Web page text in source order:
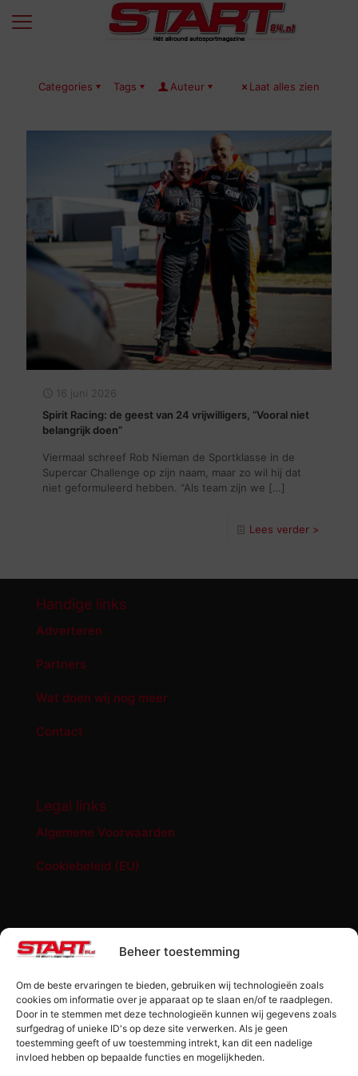
Beheer toestemming
Om de beste ervaringen te bieden, gebruiken wij technologieën zoals
cookies om informatie over je apparaat op te slaan en/of te raadplegen.
Door in te stemmen met deze technologieën kunnen wij gegevens zoals
surfgedrag of unieke ID's op deze site verwerken. Als je geen
toestemming geeft of uw toestemming intrekt, kan dit een nadelige
invloed hebben op bepaalde functies en mogelijkheden.
Categories Tags Auteur Laat alles zien
16 juni 2026
Spirit Racing: de geest van 24 vrijwilligers, “Vooral niet
belangrijk doen”
Viermaal schreef Rob Nieman de Sportklasse in de
Supercar Challenge op zijn naam, maar zo wil hij dat
niet geformuleerd hebben. “Als team zijn we […]
Lees verder >
Handige links
Adverteren
Partners
Wat doen wij nog meer
Contact
Legal links
Algemene Voorwaarden
Cookiebeleid (EU)
START '84 shop
Losse editie Start ’84
Start ’84 Merchandise
Check jouw code